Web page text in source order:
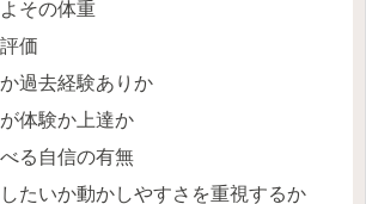
その体重
価
過去経験ありか
体験か上達か
る自信の有無
たいか動かしやすさを重視するか